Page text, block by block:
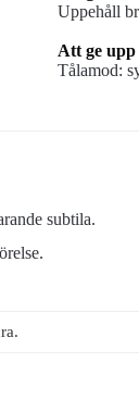
Uppehåll
Att ge
Tålamod:
subtila.